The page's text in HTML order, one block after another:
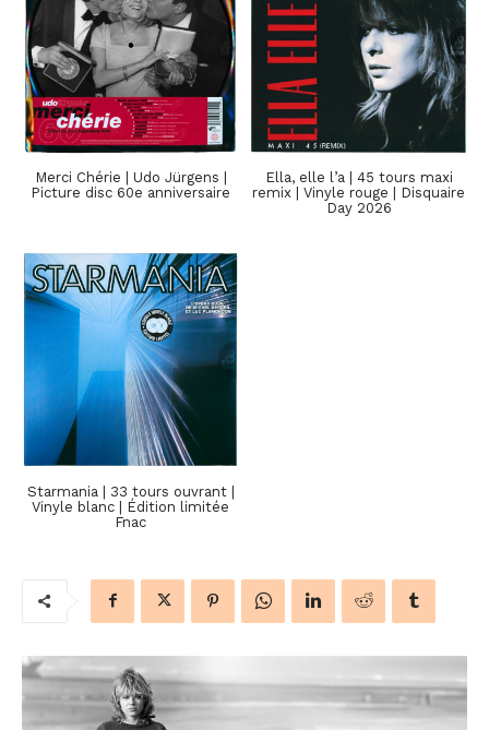
Merci Chérie | Udo Jürgens |
Picture disc 60e anniversaire
Ella, elle l’a | 45 tours maxi
remix | Vinyle rouge | Disquaire
Day 2026
Starmania | 33 tours ouvrant |
Vinyle blanc | Édition limitée
Fnac